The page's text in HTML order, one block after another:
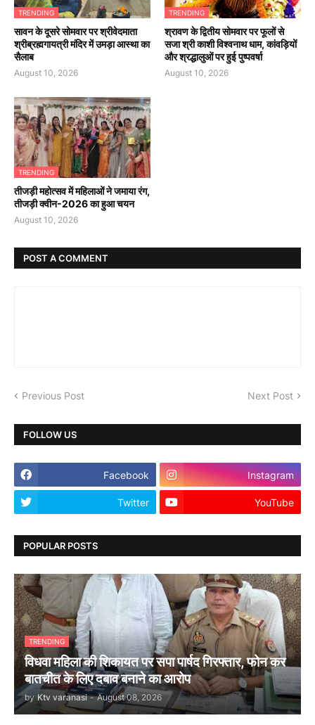
TRENDING
सावन के दूसरे सोमवार पर श्रीवेदमाता
श्रीब्रह्मगायत्री मंदिर में उमड़ा आस्था का
सैलाब
August 10, 2026
TRENDING
श्रावण के द्वितीय सोमवार पर फूलों से
सजा श्री काशी विश्वनाथ धाम, कांवड़ियों
और श्रद्धालुओं पर हुई पुष्पवर्षा
August 10, 2026
TRENDING
तीजड़ी महोत्सव में महिलाओं ने जमाया रंग,
तीजड़ी क्वीन-2026 का हुआ चयन
August 10, 2026
POST A COMMENT
Previous Post Next Post
FOLLOW US
Facebook Instagram
Twitter YouTube
POPULAR POSTS
TRENDING
विधवा महिला की शिकायत पर सपा पार्षद गिरफ्तार, फोन कर
बातचीत के लिए दबाव बनाने का आरोप
by Ktv varanasi - August 08, 2026